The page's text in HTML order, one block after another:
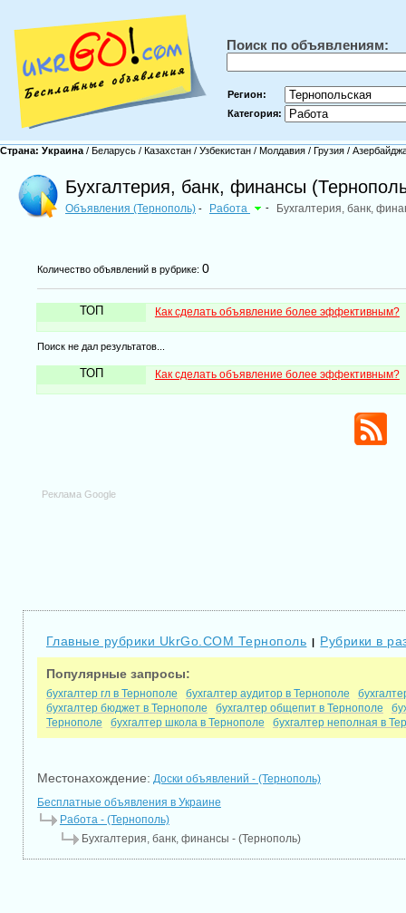
Поиск по объявлениям:
Регион:
Категория:
Страна: Украина / Беларусь / Казахстан / Узбекистан / Молдавия / Грузия /
Бухгалтерия, банк, финансы
Объявления (Тернополь) - Работа - Бухгалтерия, банк,
Количество объявлений в рубрике: 0
ТОП Как сделать объявление более эффективным?
Поиск не дал результатов...
ТОП Как сделать объявление более эффективным?
Реклама Google
Главные рубрики UkrGo.COM Тернополь | Рубрики в
Популярные запросы:
бухгалтер гл в Тернополе бухгалтер аудитор в Тернополе
бухгалтер бюджет в Тернополе
бухгалтер общепит в Тернополе
Тернополе
бухгалтер школа в Тернополе бухгалтер неполная в
Местонахождение: Доски объявлений - (Тернополь)
Бесплатные объявления в Украине
Работа - (Тернополь)
Бухгалтерия, банк, финансы - (Тернополь)